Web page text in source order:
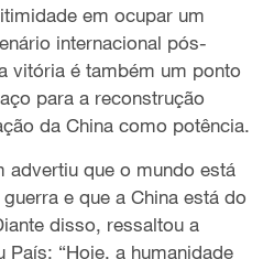
em ocupar um
internacional pós-
vitória é também um ponto
para a reconstrução
da China como potência.
advertiu que o mundo está
e que a China está do
disso, ressaltou a
“Hoje, a humanidade